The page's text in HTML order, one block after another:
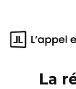
La